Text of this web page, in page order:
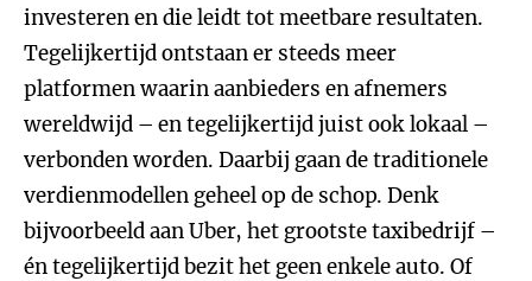
investeren en die leidt tot meetbare resultaten.
Tegelijkertijd ontstaan er steeds meer
platformen waarin aanbieders en afnemers
wereldwijd – en tegelijkertijd juist ook lokaal –
verbonden worden. Daarbij gaan de traditionele
verdienmodellen geheel op de schop. Denk
bijvoorbeeld aan Uber, het grootste taxibedrijf –
én tegelijkertijd bezit het geen enkele auto. Of